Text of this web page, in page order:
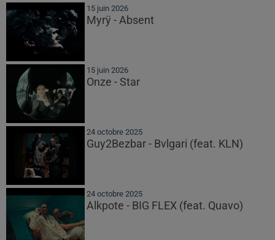
15 juin 2026
Myrÿ - Absent
15 juin 2026
Onze - Star
24 octobre 2025
Guy2Bezbar - Bvlgari (feat. KLN)
24 octobre 2025
Alkpote - BIG FLEX (feat. Quavo)